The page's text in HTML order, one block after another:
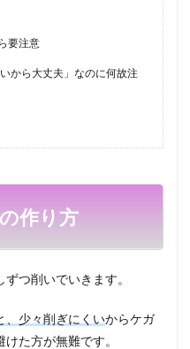
要注意
から大丈夫」なのに何故注
作り方
つ削いでいきます。
、少々削ぎにくいからケガ
た方が無難です。